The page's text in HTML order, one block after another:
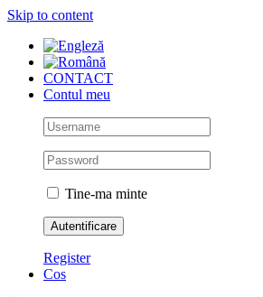
Skip to content
CONTACT
Contul meu
Tine-ma minte
Register
Cos